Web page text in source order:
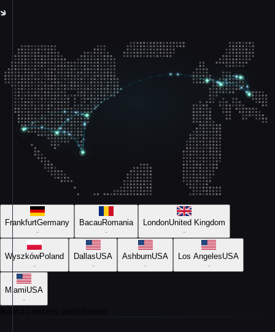
FrankfurtGermany
-
BacauRomania
-
LondonUnited Kingdom
-
WyszkówPoland
-
DallasUSA
-
AshburnUSA
-
Los AngelesUSA
-
MiamiUSA
-